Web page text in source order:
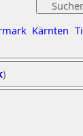
Kärnten
)